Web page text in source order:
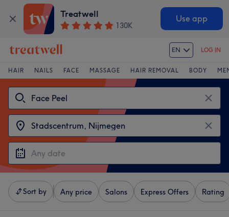
Treatwell
130K
Use app
EN LOG IN
HAIR NAILS FACE MASSAGE HAIR REMOVAL BODY
Sort by Any price Salons Express Offers Rating